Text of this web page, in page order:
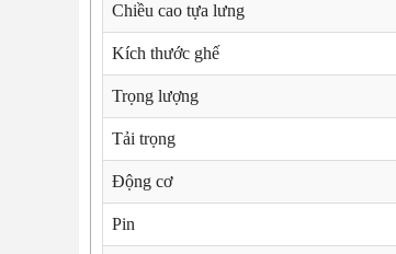
Chiều cao tựa lưng
Kích thước ghế
Trọng lượng
Tải trọng
Động cơ
Pin